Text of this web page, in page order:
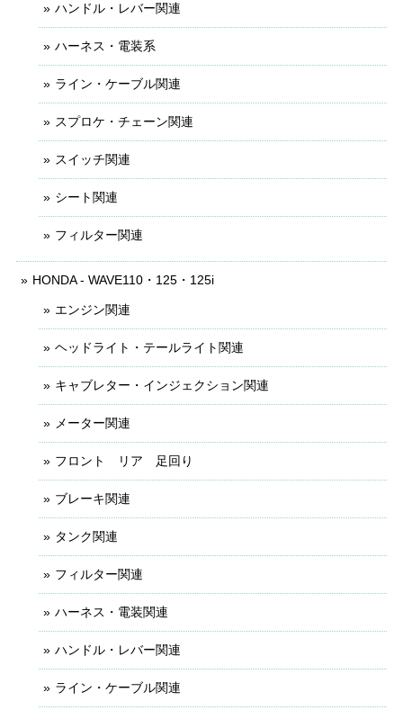
ハンドル・レバー関連
ハーネス・電装系
ライン・ケーブル関連
スプロケ・チェーン関連
スイッチ関連
シート関連
フィルター関連
HONDA - WAVE110・125・125i
エンジン関連
ヘッドライト・テールライト関連
キャブレター・インジェクション関連
メーター関連
フロント リア 足回り
ブレーキ関連
タンク関連
フィルター関連
ハーネス・電装関連
ハンドル・レバー関連
ライン・ケーブル関連